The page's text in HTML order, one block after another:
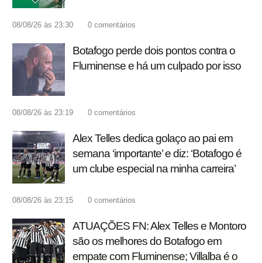
08/08/26 às 23:30 0 comentários
Botafogo perde dois pontos contra o
Fluminense e há um culpado por isso
08/08/26 às 23:19 0 comentários
Alex Telles dedica golaço ao pai em
semana ‘importante’ e diz: ‘Botafogo é
um clube especial na minha carreira’
08/08/26 às 23:15 0 comentários
ATUAÇÕES FN: Alex Telles e Montoro
são os melhores do Botafogo em
empate com Fluminense; Villalba é o